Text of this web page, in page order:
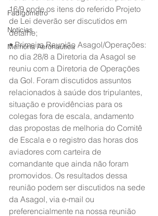
Fadigômetro
Notícias
Memória Aeronáutica
16/9 onde os itens do referido Projeto
de Lei deverão ser discutidos em
detalhe;
• Primeira Reunião Asagol/Operações:
no dia 28/8 a Diretoria da Asagol se
reuniu com a Diretoria de Operações
da Gol. Foram discutidos assuntos
relacionados à saúde dos tripulantes,
situação e providências para os
colegas fora de escala, andamento
das propostas de melhoria do Comitê
de Escala e o registro das horas dos
aviadores com carteira de
comandante que ainda não foram
promovidos. Os resultados dessa
reunião podem ser discutidos na sede
da Asagol, via e-mail ou
preferencialmente na nossa reunião